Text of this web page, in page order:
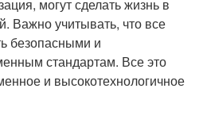
могут сделать жизнь в
Важно учитывать, что все
безопасными и
стандартам. Все это
и высокотехнологичное